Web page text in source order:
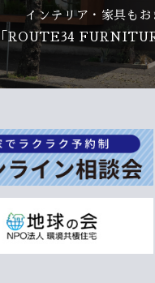
インテリア・家具もお
「ROUTE34